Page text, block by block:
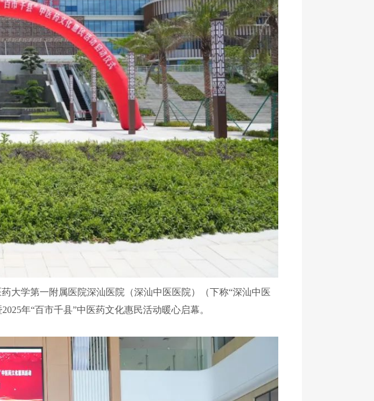
大学第一附属医院深汕医院（深汕中医医院）（下称“深汕中医
年“百市千县”中医药文化惠民活动暖心启幕。